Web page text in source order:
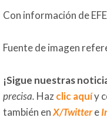
Con información de
Fuente de imagen
¡Sigue nuestras
precisa. Hazclic aquíy
también enX/Twittere